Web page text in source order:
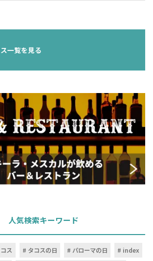
一覧を見る
人気検索キーワード
ス タコスの日 パローマの日
index